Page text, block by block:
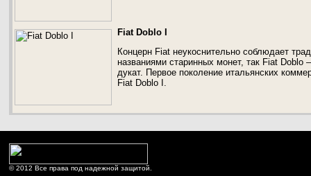
Fiat Doblo I
Концерн Fiat неукоснительно соблюдает
названиями старинных монет, так Fiat
дукат. Первое поколение итальянских
Fiat Doblo I.
© 2012 Все права под надежной защитой.